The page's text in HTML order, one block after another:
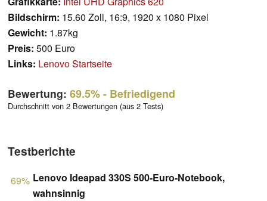
Bildschirm: 15.60 Zoll, 16:9, 1920 x 1080 Pixel
Gewicht: 1.87kg
Preis: 500 Euro
Links: Lenovo Startseite
Bewertung: 69.5%- Befriedigend
Durchschnitt von 2 Bewertungen (aus 2 Tests)
Testberichte
69% Lenovo Ideapad 330S 500-Euro-Notebook,
wahnsinnig